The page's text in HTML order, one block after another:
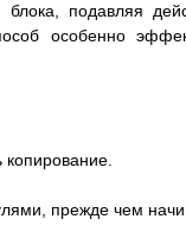
блока, подавляя
особенно
прежде чем